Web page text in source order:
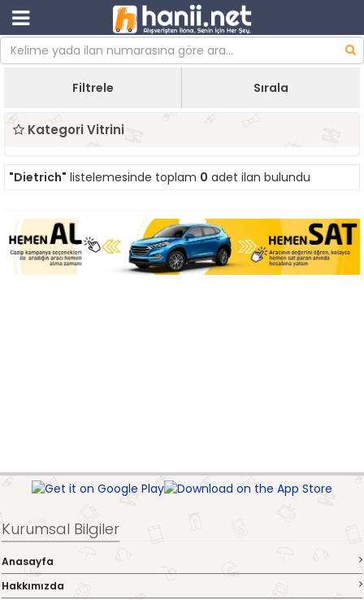
Filtrele Sırala
Kategori Vitrini
"Dietrich" listelemesinde toplam 0 adet ilan bulundu
Kurumsal Bilgiler
Anasayfa
Hakkımızda